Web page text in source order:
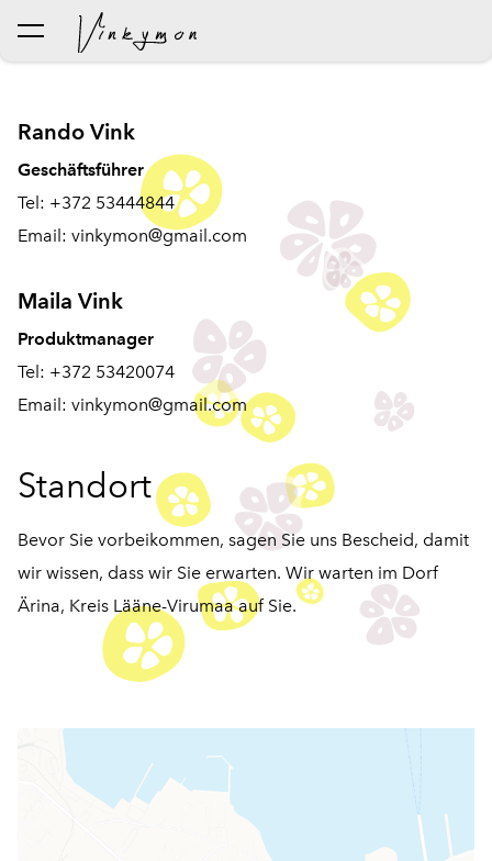
wurde dem Warenkorb
hinzugefügt..
Rando Vink
Geschäftsführer
Tel: +372 53444844
Email: vinkymon@gmail.com
Maila Vink
Produktmanager
Tel: +372 53420074
Email: vinkymon@gmail.com
Standort
Bevor Sie vorbeikommen, sagen Sie uns Bescheid, damit
wir wissen, dass wir Sie erwarten. Wir warten im Dorf
Ärina, Kreis Lääne-Virumaa auf Sie.